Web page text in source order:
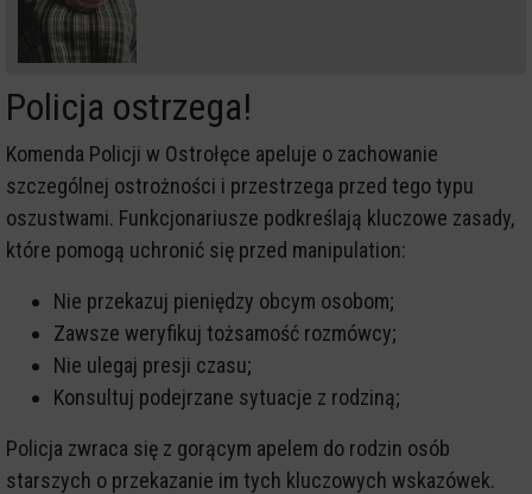
Policja ostrzega!
Komenda Policji w Ostrołęce apeluje o zachowanie
szczególnej ostrożności i przestrzega przed tego typu
oszustwami. Funkcjonariusze podkreślają kluczowe zasady,
które pomogą uchronić się przed manipulation:
Nie przekazuj pieniędzy obcym osobom;
Zawsze weryfikuj tożsamość rozmówcy;
Nie ulegaj presji czasu;
Konsultuj podejrzane sytuacje z rodziną;
Policja zwraca się z gorącym apelem do rodzin osób
starszych o przekazanie im tych kluczowych wskazówek.